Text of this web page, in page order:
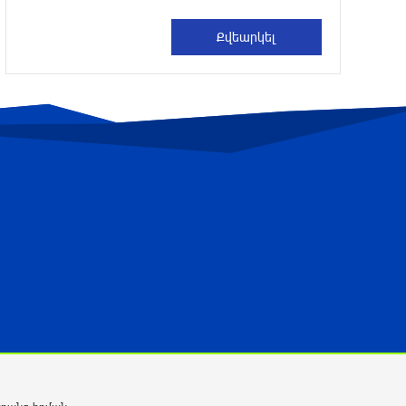
Օլիվեյրա մենամարտի չեղարկման
պատճառը բացահայտվել է
10 ժամ առաջ
ՆԳՆ-ն՝ աղբակույտի տակ մնացած